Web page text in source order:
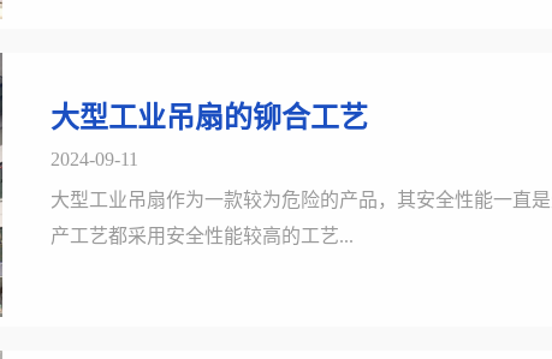
大型工业吊扇的铆合工艺
2024-09-11
大型工业吊扇作为一款较为危险的产品，其安全性能一直
产工艺都采用安全性能较高的工艺...